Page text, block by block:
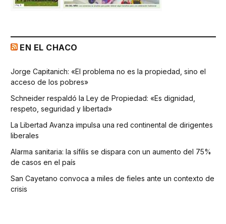
EN EL CHACO
Jorge Capitanich: «El problema no es la propiedad, sino el
acceso de los pobres»
Schneider respaldó la Ley de Propiedad: «Es dignidad,
respeto, seguridad y libertad»
La Libertad Avanza impulsa una red continental de dirigentes
liberales
Alarma sanitaria: la sífilis se dispara con un aumento del 75%
de casos en el país
San Cayetano convoca a miles de fieles ante un contexto de
crisis